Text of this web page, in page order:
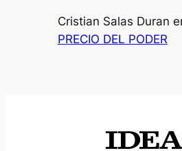
Cristian Salas Duran
PRECIO DEL PODER